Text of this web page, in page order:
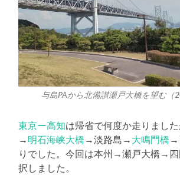
与島PAから北備讃瀬戸大橋を望む（
東京ー高知は帰省で何度か走りまし
→ 明石海峡大橋 →淡路島→ 大鳴門橋 →
りでした。今回は本州→瀬戸大橋→四
択しました。